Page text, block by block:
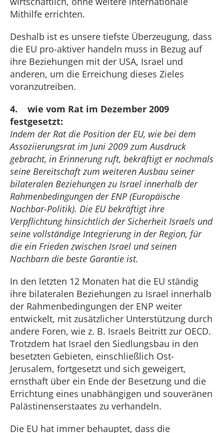
Mithilfe errichten.
Deshalb ist es unsere tiefste Überzeugung, dass
die EU pro-aktiver handeln muss in Bezug auf
ihre Beziehungen mit der USA, Israel und
anderen, um die Erreichung dieses Zieles
voranzutreiben.
4. wie vom Rat im Dezember 2009
festgesetzt:
Indem der Rat die Position der EU, wie bei dem
Assoziierungsrat im Juni 2009 zum Ausdruck
gebracht, in Erinnerung ruft, bekräftigt er nochmals
seine Bereitschaft zum weiteren Ausbau seiner
bilateralen Beziehungen zu Israel innerhalb der
Rahmenbedingungen der ENP (Europäische
Nachbar-Politik). Die EU bekräftigt ihre
Verpflichtung hinsichtlich der Sicherheit Israels und
seine vollständige Integrierung in der Region, für
die ein Frieden zwischen Israel und seinen
Nachbarn die beste Garantie ist.
In den letzten 12 Monaten hat die EU ständig
ihre bilateralen Beziehungen zu Israel innerhalb
der Rahmenbedingungen der ENP weiter
entwickelt, mit zusätzlicher Unterstützung durch
andere Foren, wie z. B. Israels Beitritt zur OECD.
Trotzdem hat Israel den Siedlungsbau in den
besetzten Gebieten, einschließlich Ost-
Jerusalem, fortgesetzt und sich geweigert,
ernsthaft über ein Ende der Besetzung und die
Errichtung eines unabhängigen und souveränen
Palästinenserstaates zu verhandeln.
Die EU hat immer behauptet, dass die